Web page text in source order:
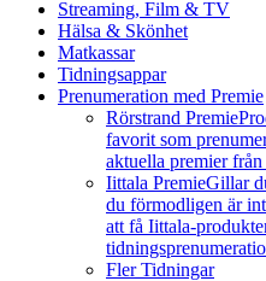
Streaming, Film & TV
Hälsa & Skönhet
Matkassar
Tidningsappar
Prenumeration med Premie
Rörstrand Premie
favorit som
aktuella premier
Iittala PremieGillar
du förmodligen är
att få Iittala-
Fler Tidningar